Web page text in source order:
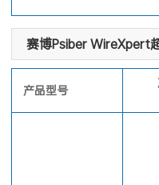
赛博Psiber WireXpert
产品型号